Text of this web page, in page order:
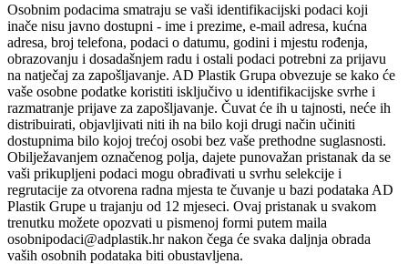
Osobnim podacima smatraju se vaši identifikacijski podaci koji
inače nisu javno dostupni - ime i prezime, e-mail adresa, kućna
adresa, broj telefona, podaci o datumu, godini i mjestu rođenja,
obrazovanju i dosadašnjem radu i ostali podaci potrebni za prijavu
na natječaj za zapošljavanje. AD Plastik Grupa obvezuje se kako će
vaše osobne podatke koristiti isključivo u identifikacijske svrhe i
razmatranje prijave za zapošljavanje. Čuvat će ih u tajnosti, neće ih
distribuirati, objavljivati niti ih na bilo koji drugi način učiniti
dostupnima bilo kojoj trećoj osobi bez vaše prethodne suglasnosti.
Obilježavanjem označenog polja, dajete punovažan pristanak da se
vaši prikupljeni podaci mogu obrađivati u svrhu selekcije i
regrutacije za otvorena radna mjesta te čuvanje u bazi podataka AD
Plastik Grupe u trajanju od 12 mjeseci. Ovaj pristanak u svakom
trenutku možete opozvati u pismenoj formi putem maila
osobnipodaci@adplastik.hr nakon čega će svaka daljnja obrada
vaših osobnih podataka biti obustavljena.